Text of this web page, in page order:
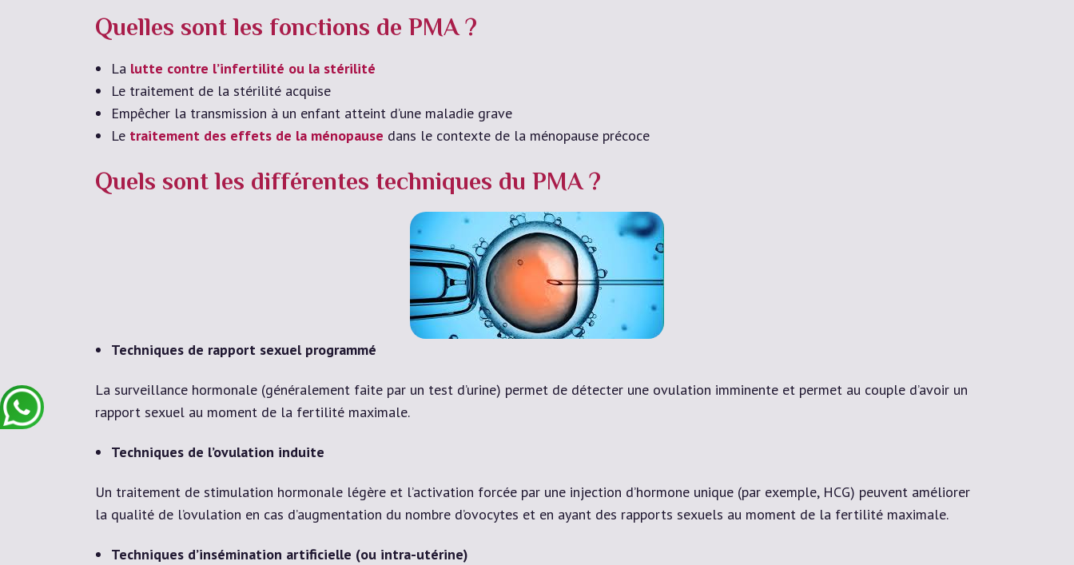
Quelles sont les fonctions de PMA ?
La lutte contre l’infertilité ou la stérilité
Le traitement de la stérilité acquise
Empêcher la transmission à un enfant atteint d’une maladie grave
Le traitement des effets de la ménopause dans le contexte de la ménopause précoce
Quels sont les différentes techniques du PMA ?
Techniques de rapport sexuel programmé
La surveillance hormonale (généralement faite par un test d’urine) permet de détecter une ovulation imminente et permet au couple d’avoir un
rapport sexuel au moment de la fertilité maximale.
Techniques de l’ovulation induite
Un traitement de stimulation hormonale légère et l’activation forcée par une injection d’hormone unique (par exemple, HCG) peuvent améliorer
la qualité de l’ovulation en cas d’augmentation du nombre d’ovocytes et en ayant des rapports sexuels au moment de la fertilité maximale.
Techniques d’insémination artificielle (ou intra-utérine)